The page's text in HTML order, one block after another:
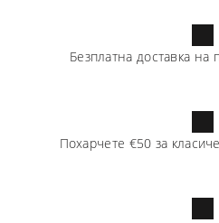
Безплатна доставка на
Похарчете €50 за